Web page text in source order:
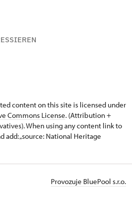
content on this site is licensed under
Commons License. (Attribution +
When using any content link to
add: „source: National Heritage
Provozuje BluePool s.r.o.